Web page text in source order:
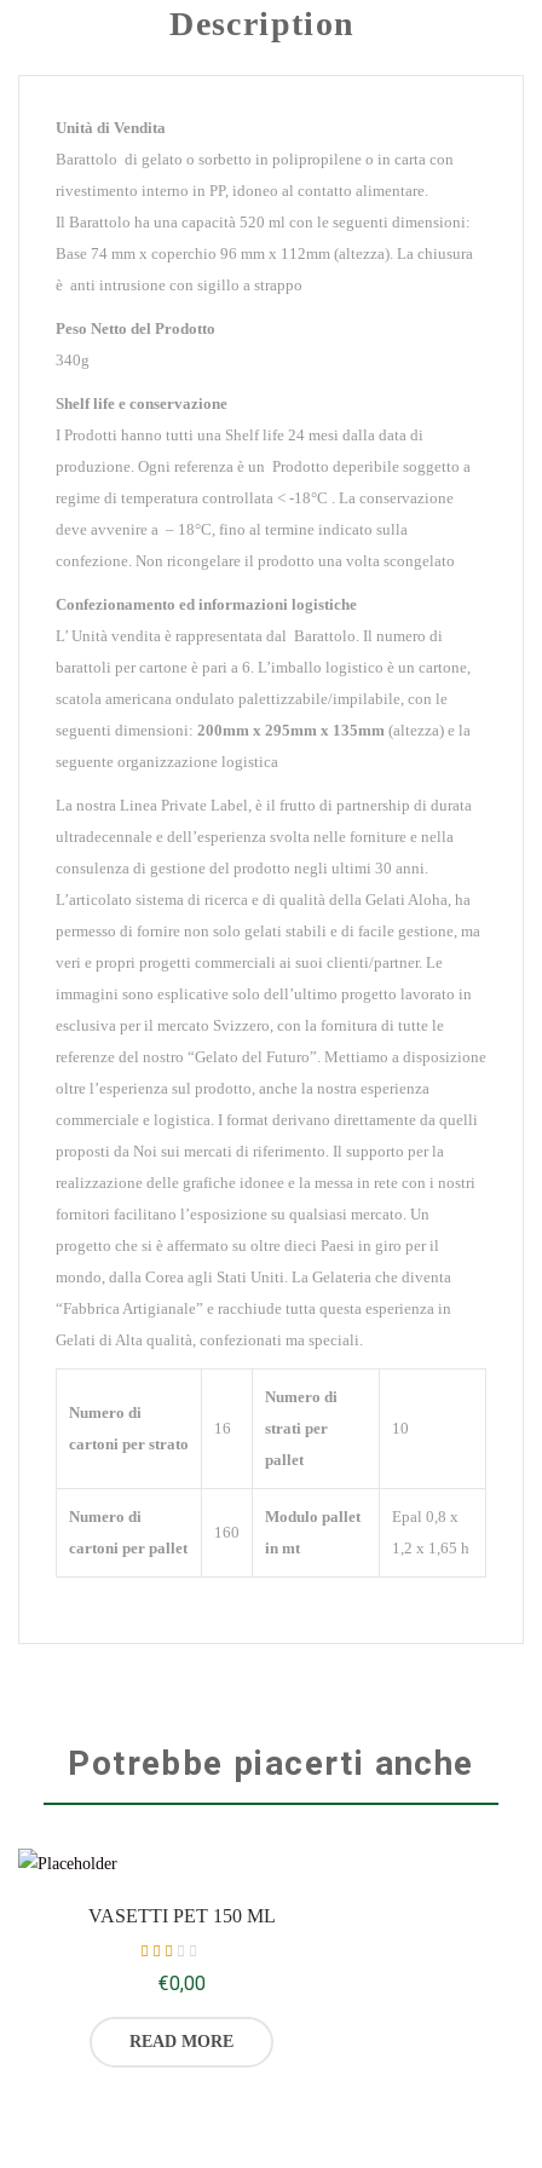
Description
Unità di Vendita
Barattolo di gelato o sorbetto in polipropilene o in carta con
rivestimento interno in PP, idoneo al contatto alimentare.
Il Barattolo ha una capacità 520 ml con le seguenti dimensioni:
Base 74 mm x coperchio 96 mm x 112mm (altezza). La chiusura
è anti intrusione con sigillo a strappo
Peso Netto del Prodotto
340g
Shelf life e conservazione
I Prodotti hanno tutti una Shelf life 24 mesi dalla data di
produzione. Ogni referenza è un Prodotto deperibile soggetto a
regime di temperatura controllata < -18°C . La conservazione
deve avvenire a – 18°C, fino al termine indicato sulla
confezione. Non ricongelare il prodotto una volta scongelato
Confezionamento ed informazioni logistiche
L’ Unità vendita è rappresentata dal Barattolo. Il numero di
barattoli per cartone è pari a 6. L’imballo logistico è un cartone,
scatola americana ondulato palettizzabile/impilabile, con le
seguenti dimensioni: 200mm x 295mm x 135mm (altezza) e la
seguente organizzazione logistica
La nostra Linea Private Label, è il frutto di partnership di durata
ultradecennale e dell’esperienza svolta nelle forniture e nella
consulenza di gestione del prodotto negli ultimi 30 anni.
L’articolato sistema di ricerca e di qualità della Gelati Aloha, ha
permesso di fornire non solo gelati stabili e di facile gestione, ma
veri e propri progetti commerciali ai suoi clienti/partner. Le
immagini sono esplicative solo dell’ultimo progetto lavorato in
esclusiva per il mercato Svizzero, con la fornitura di tutte le
referenze del nostro “Gelato del Futuro”. Mettiamo a disposizione
oltre l’esperienza sul prodotto, anche la nostra esperienza
commerciale e logistica. I format derivano direttamente da quelli
proposti da Noi sui mercati di riferimento. Il supporto per la
realizzazione delle grafiche idonee e la messa in rete con i nostri
fornitori facilitano l’esposizione su qualsiasi mercato. Un
progetto che si è affermato su oltre dieci Paesi in giro per il
mondo, dalla Corea agli Stati Uniti. La Gelateria che diventa
“Fabbrica Artigianale” e racchiude tutta questa esperienza in
Gelati di Alta qualità, confezionati ma speciali.
Numero di
cartoni per strato
16
Numero di
strati per
pallet
10
Numero di
cartoni per pallet
160
Modulo pallet
in mt
Epal 0,8 x
1,2 x 1,65 h
Potrebbe piacerti anche
VASETTI PET 150 ML
Rated
2.21
€0,00
READ MORE